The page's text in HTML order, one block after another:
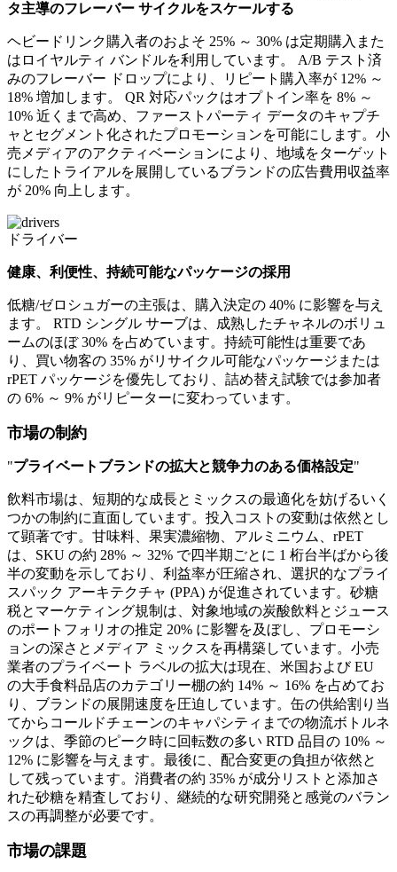
タ主導のフレーバー サイクルをスケールする
ヘビードリンク購入者のおよそ 25% ～ 30% は定期購入また
はロイヤルティ バンドルを利用しています。 A/B テスト済
みのフレーバー ドロップにより、リピート購入率が 12% ～
18% 増加します。 QR 対応パックはオプトイン率を 8% ～
10% 近くまで高め、ファーストパーティ データのキャプチ
ャとセグメント化されたプロモーションを可能にします。小
売メディアのアクティベーションにより、地域をターゲット
にしたトライアルを展開しているブランドの広告費用収益率
が 20% 向上します。
ドライバー
健康、利便性、持続可能なパッケージの採用
低糖/ゼロシュガーの主張は、購入決定の 40% に影響を与え
ます。 RTD シングル サーブは、成熟したチャネルのボリュ
ームのほぼ 30% を占めています。持続可能性は重要であ
り、買い物客の 35% がリサイクル可能なパッケージまたは
rPET パッケージを優先しており、詰め替え試験では参加者
の 6% ～ 9% がリピーターに変わっています。
市場の制約
"プライベートブランドの拡大と競争力のある価格設定"
飲料市場は、短期的な成長とミックスの最適化を妨げるいく
つかの制約に直面しています。投入コストの変動は依然とし
て顕著です。甘味料、果実濃縮物、アルミニウム、rPET
は、SKU の約 28% ～ 32% で四半期ごとに 1 桁台半ばから後
半の変動を示しており、利益率が圧縮され、選択的なプライ
スパック アーキテクチャ (PPA) が促進されています。砂糖
税とマーケティング規制は、対象地域の炭酸飲料とジュース
のポートフォリオの推定 20% に影響を及ぼし、プロモーシ
ョンの深さとメディア ミックスを再構築しています。小売
業者のプライベート ラベルの拡大は現在、米国および EU
の大手食料品店のカテゴリー棚の約 14% ～ 16% を占めてお
り、ブランドの展開速度を圧迫しています。缶の供給割り当
てからコールドチェーンのキャパシティまでの物流ボトルネ
ックは、季節のピーク時に回転数の多い RTD 品目の 10% ～
12% に影響を与えます。最後に、配合変更の負担が依然と
して残っています。消費者の約 35% が成分リストと添加さ
れた砂糖を精査しており、継続的な研究開発と感覚のバラン
スの再調整が必要です。
市場の課題